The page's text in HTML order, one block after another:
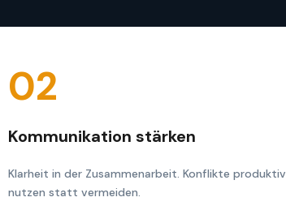
02
Kommunikation stärken
Klarheit in der Zusammenarbeit. Konflikte produktiv
nutzen statt vermeiden.